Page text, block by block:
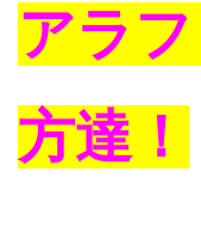
アラ
方達！